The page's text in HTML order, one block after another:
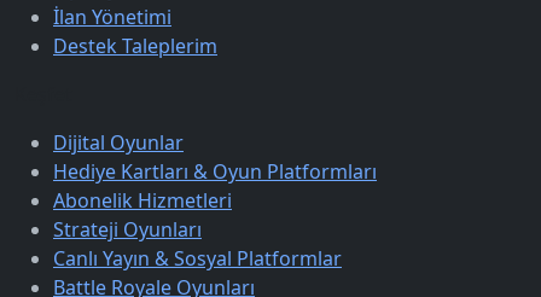
İlan Yönetimi
Destek Taleplerim
Dijital Oyunlar
Hediye Kartları & Oyun Platformları
Abonelik Hizmetleri
Strateji Oyunları
Canlı Yayın & Sosyal Platformlar
Battle Royale Oyunları